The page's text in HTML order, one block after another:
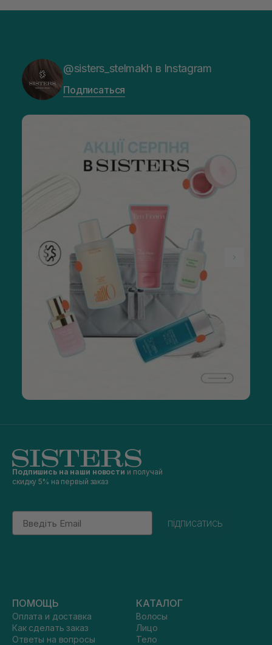
@sisters_stelmakh в Instagram
Подписаться
Подпишись на наши новости и получай
скидку 5% на первый заказ
Email
підписатись
ПОМОЩЬ
Оплата и доставка
Как сделать заказ
Ответы на вопросы
КАТАЛОГ
Волосы
Лицо
Тело